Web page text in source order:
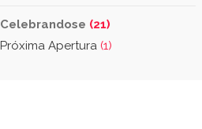
Celebrandose (21)
Próxima Apertura (1)